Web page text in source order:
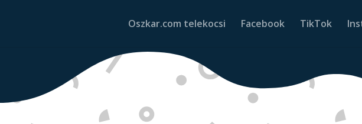
Oszkar.com telekocsi Facebook TikTok